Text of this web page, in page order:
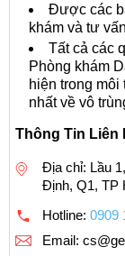
Được các
khám và tư vấn
Tất cả các
Phòng khám
hiện trong
nhất về vô
Thông Tin Liên
Địa chỉ: Lầu
Định, Q1, TP
Hotline: 0909
Email: